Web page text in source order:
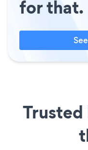
for that.